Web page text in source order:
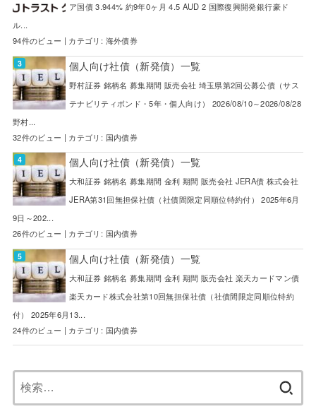
ア国債 3.944% 約9年0ヶ月 4.5 AUD 2 国際復興開発銀行豪ド
ル...
94件のビュー | カテゴリ: 海外債券
個人向け社債（新発債）一覧
野村証券 銘柄名 募集期間 販売会社 埼玉県第2回公募公債（サス
テナビリティボンド・5年・個人向け） 2026/08/10～2026/08/28
野村...
32件のビュー | カテゴリ: 国内債券
個人向け社債（新発債）一覧
大和証券 銘柄名 募集期間 金利 期間 販売会社 JERA債 株式会社
JERA第31回無担保社債（社債間限定同順位特約付） 2025年6月
9日～202...
26件のビュー | カテゴリ: 国内債券
個人向け社債（新発債）一覧
大和証券 銘柄名 募集期間 金利 期間 販売会社 楽天カードマン債
楽天カード株式会社第10回無担保社債（社債間限定同順位特約
付） 2025年6月13...
24件のビュー | カテゴリ: 国内債券